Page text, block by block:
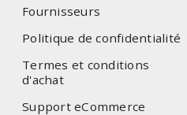
Fournisseurs
Politique de confidentialité
Termes et conditions
d'achat
Support eCommerce